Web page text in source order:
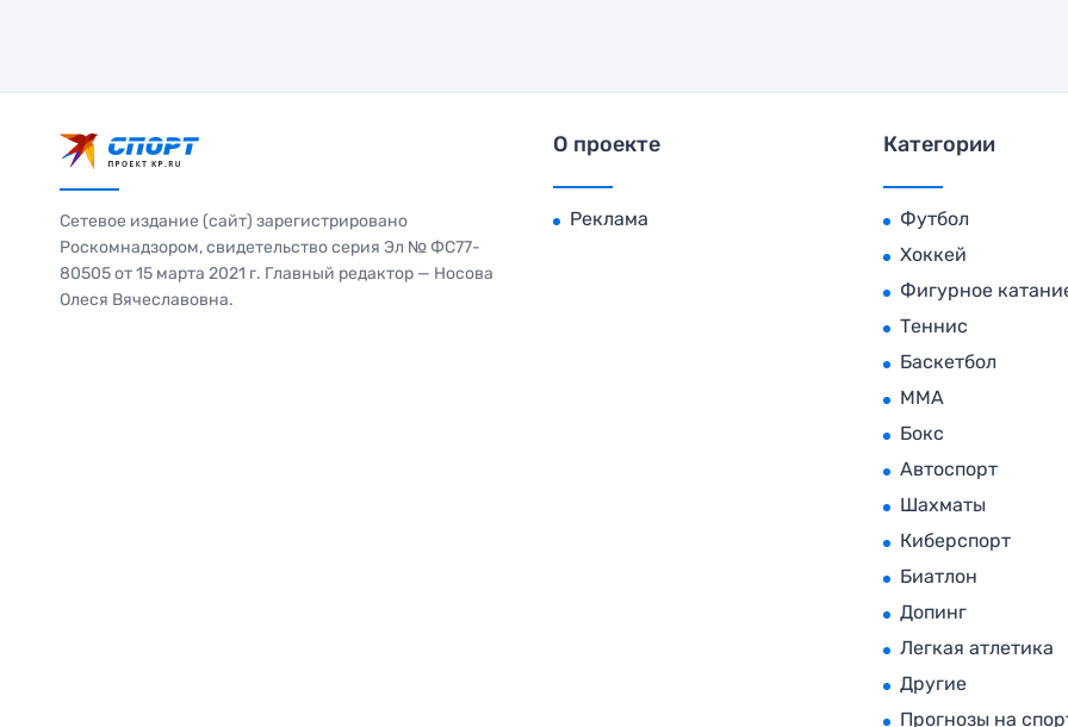
Сетевое издание (сайт) зарегистрировано
Роскомнадзором, свидетельство серия Эл № ФС77-
80505 от 15 марта 2021 г. Главный редактор — Носова
Олеся Вячеславовна.
О проекте
Реклама
Категории
Футбол
Хоккей
Фигурное
Теннис
Баскетбол
MMA
Бокс
Автоспорт
Шахматы
Киберспорт
Биатлон
Допинг
Легкая атлетика
Другие
Прогнозы на